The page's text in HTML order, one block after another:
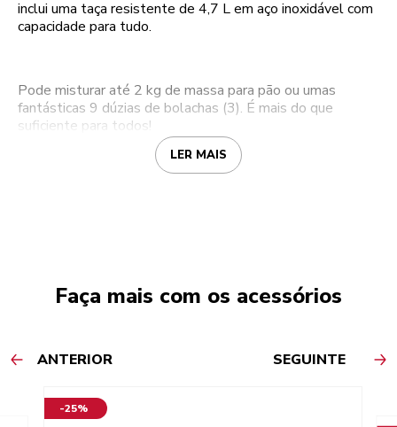
inclui uma taça resistente de 4,7 L em aço inoxidável com
capacidade para tudo.
Pode misturar até 2 kg de massa para pão ou umas
fantásticas 9 dúzias de bolachas (3). É mais do que
suficiente para todos!
LER MAIS
Faça mais com os acessórios
ANTERIOR SEGUINTE
-25%